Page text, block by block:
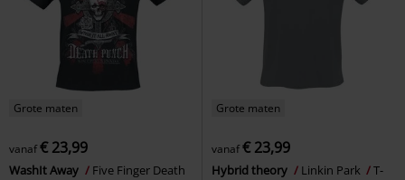
Grote maten
vanaf€ 23,99
WashIt Away
Five Finger Death
Grote maten
vanaf€ 23,99
Hybrid theory Linkin Park
T-